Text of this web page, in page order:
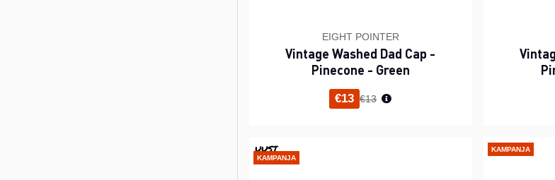
EIGHT POINTER
Vintage Washed Dad Cap -
Pinecone - Green
€13 Normaali hinta
€13
UUSI
KAMPANJA
KAMPANJA